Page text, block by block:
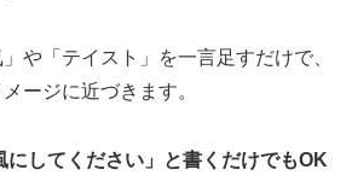
や「テイスト」を一言足すだけで、
ージに近づきます。
にしてください」と書くだけでもOK